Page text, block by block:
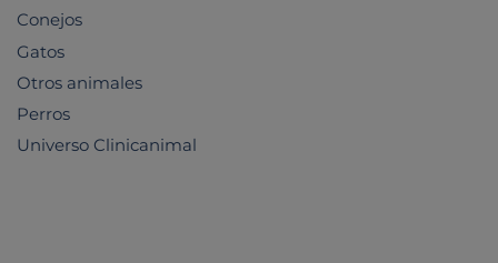
Conejos
Gatos
Otros animales
Perros
Universo Clinicanimal